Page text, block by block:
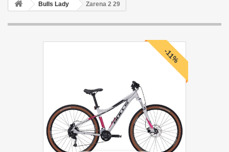
Bulls Lady Zarena 2 29
-11%